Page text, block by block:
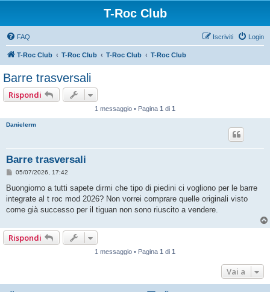
T-Roc Club
FAQ Login
Iscriviti
T-Roc Club T-Roc Club T-Roc Club T-Roc Club
Barre trasversali
Rispondi
1 messaggio • Pagina 1 di 1
Danielerm
Barre trasversali
M
s
a
g
o
05/07/2026, 17:42
Buongiorno a tutti sapete dirmi che tipo di piedini ci vogliono per le barre
integrate al t roc mod 2026? Non vorrei comprare quelle originali visto
come già successo per il tiguan non sono riuscito a vendere.
Rispondi
1 messaggio • Pagina 1 di 1
Vai a